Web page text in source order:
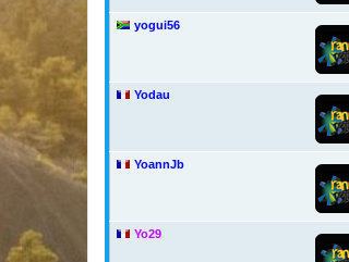
yogui56
Yodau
YoannJb
Yo29